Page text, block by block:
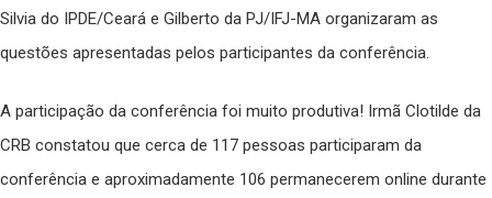
Silvia do IPDE/Ceará e Gilberto da PJ/IFJ-MA organizaram as
questões apresentadas pelos participantes da conferência.
A participação da conferência foi muito produtiva! Irmã Clotilde da
CRB constatou que cerca de 117 pessoas participaram da
conferência e aproximadamente 106 permanecerem online durante